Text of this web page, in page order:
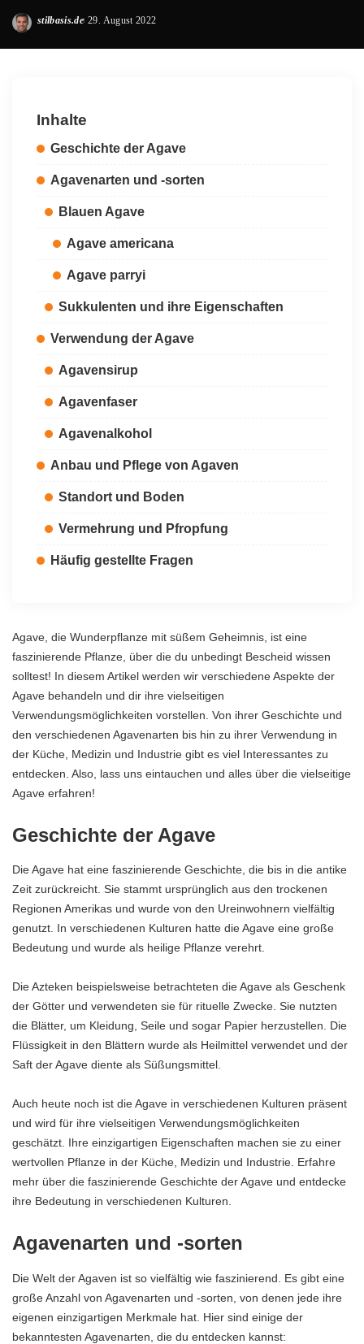
Posted
stilbasis.de 29. August 2022
Inhalte
Geschichte der Agave
Agavenarten und -sorten
Blauen Agave
Agave americana
Agave parryi
Sukkulenten und ihre Eigenschaften
Verwendung der Agave
Agavensirup
Agavenfaser
Agavenalkohol
Anbau und Pflege von Agaven
Standort und Boden
Vermehrung und Pfropfung
Häufig gestellte Fragen
Agave, die Wunderpflanze mit süßem Geheimnis, ist eine
faszinierende Pflanze, über die du unbedingt Bescheid wissen
solltest! In diesem Artikel werden wir verschiedene Aspekte der
Agave behandeln und dir ihre vielseitigen
Verwendungsmöglichkeiten vorstellen. Von ihrer Geschichte und
den verschiedenen Agavenarten bis hin zu ihrer Verwendung in
der Küche, Medizin und Industrie gibt es viel Interessantes zu
entdecken. Also, lass uns eintauchen und alles über die vielseitige
Agave erfahren!
Geschichte der Agave
Die Agave hat eine faszinierende Geschichte, die bis in die antike
Zeit zurückreicht. Sie stammt ursprünglich aus den trockenen
Regionen Amerikas und wurde von den Ureinwohnern vielfältig
genutzt. In verschiedenen Kulturen hatte die Agave eine große
Bedeutung und wurde als heilige Pflanze verehrt.
Die Azteken beispielsweise betrachteten die Agave als Geschenk
der Götter und verwendeten sie für rituelle Zwecke. Sie nutzten
die Blätter, um Kleidung, Seile und sogar Papier herzustellen. Die
Flüssigkeit in den Blättern wurde als Heilmittel verwendet und der
Saft der Agave diente als Süßungsmittel.
Auch heute noch ist die Agave in verschiedenen Kulturen präsent
und wird für ihre vielseitigen Verwendungsmöglichkeiten
geschätzt. Ihre einzigartigen Eigenschaften machen sie zu einer
wertvollen Pflanze in der Küche, Medizin und Industrie. Erfahre
mehr über die faszinierende Geschichte der Agave und entdecke
ihre Bedeutung in verschiedenen Kulturen.
Agavenarten und -sorten
Die Welt der Agaven ist so vielfältig wie faszinierend. Es gibt eine
große Anzahl von Agavenarten und -sorten, von denen jede ihre
eigenen einzigartigen Merkmale hat. Hier sind einige der
bekanntesten Agavenarten, die du entdecken kannst: